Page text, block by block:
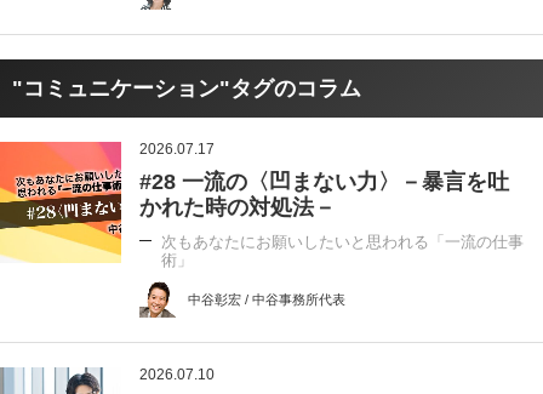
"コミュニケーション"タグのコラム
2026.07.17
#28 一流の〈凹まない力〉－暴言を吐
かれた時の対処法－
次もあなたにお願いしたいと思われる「一流の仕事
術」
中谷彰宏 / 中谷事務所代表
2026.07.10